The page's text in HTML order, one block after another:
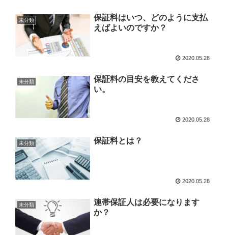
未分類
保証料はいつ、どのように支払
えばよいのですか？
2020.05.28
未分類
保証料の目安を教えてくださ
い。
2020.05.28
未分類 保証料とは？
2020.05.28
未分類
連帯保証人は必要になります
か？